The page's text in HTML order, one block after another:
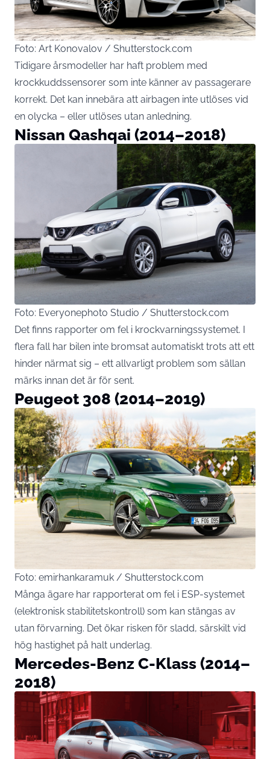
Foto: Art Konovalov / Shutterstock.com
Tidigare årsmodeller har haft problem med
krockkuddssensorer som inte känner av passagerare
korrekt. Det kan innebära att airbagen inte utlöses vid
en olycka – eller utlöses utan anledning.
Nissan Qashqai (2014–2018)
Foto: Everyonephoto Studio / Shutterstock.com
Det finns rapporter om fel i krockvarningssystemet. I
flera fall har bilen inte bromsat automatiskt trots att ett
hinder närmat sig – ett allvarligt problem som sällan
märks innan det är för sent.
Peugeot 308 (2014–2019)
Foto: emirhankaramuk / Shutterstock.com
Många ägare har rapporterat om fel i ESP-systemet
(elektronisk stabilitetskontroll) som kan stängas av
utan förvarning. Det ökar risken för sladd, särskilt vid
hög hastighet på halt underlag.
Mercedes-Benz C-Klass (2014–
2018)